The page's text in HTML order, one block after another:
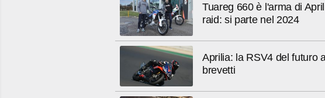
Tuareg 660 è l'arma di
raid: si parte nel 2024
Aprilia: la RSV4 del futuro
brevetti